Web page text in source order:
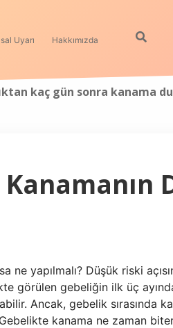
Uyarı Hakkımızda
kaç gün sonra kanama
ne yapılmalı? Düşük riski
görülen gebeliğin ilk üç
Ancak, gebelik sırasında
kanama ne zaman